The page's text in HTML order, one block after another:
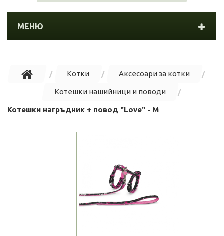
МЕНЮ
Котки Аксесоари за котки
Котешки нашийници и поводи
Котешки нагръдник + повод "Love" - M